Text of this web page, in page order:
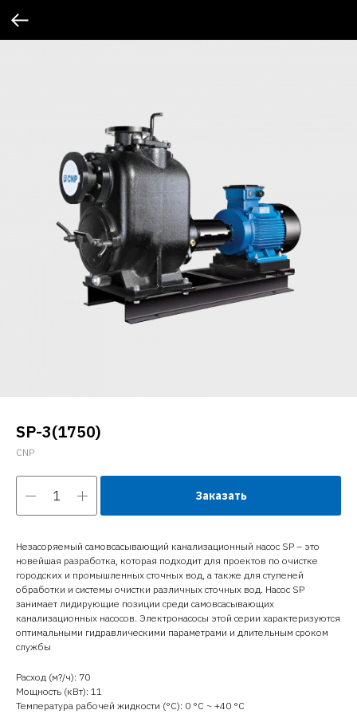
SP-3(1750)
CNP
Заказать
Незасоряемый самовсасывающий канализационный насос SP – это
новейшая разработка, которая подходит для проектов по очистке
городских и промышленных сточных вод, а также для ступеней
обработки и системы очистки различных сточных вод. Насос SP
занимает лидирующие позиции среди самовсасывающих
канализационных насосов. Электронасосы этой серии характеризуются
оптимальными гидравлическими параметрами и длительным сроком
службы
Расход (м?/ч): 70
Мощность (кВт): 11
Температура рабочей жидкости (°C): 0 °С ~ +40 °С